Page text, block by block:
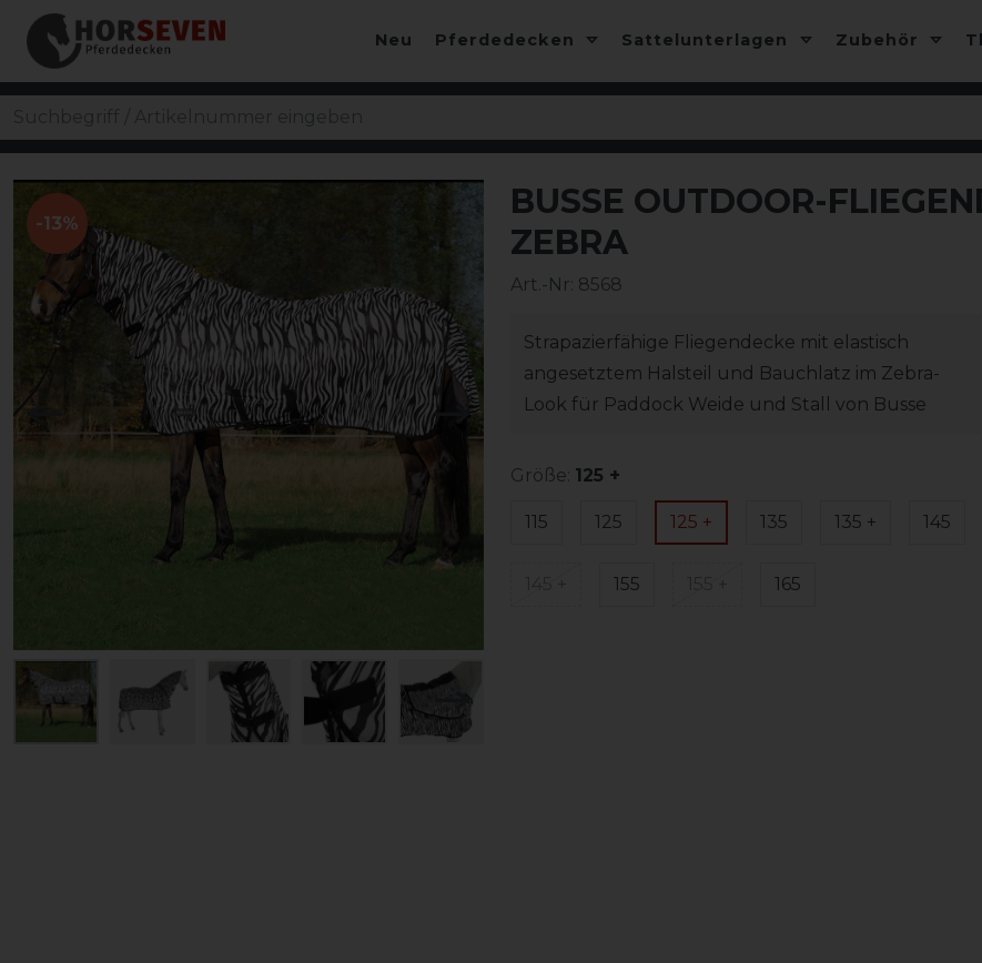
Neu Pferdedecken Sattelunterlagen Zubehör
-13%
BUSSE OUTDOOR-
ZEBRA
Art.-Nr: 8568
Strapazierfähige Fliegendecke mit elastisch
angesetztem Halsteil und Bauchlatz im Zebra-
Look für Paddock Weide und Stall von Busse
Größe: 125 +
115 125 125 + 135 135 + 145
155 165